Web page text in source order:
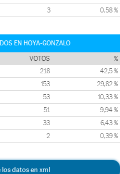
3 0,58 %
EN HOYA-GONZALO
VOTOS %
218 42,5 %
153 29,82 %
53 10,33 %
51 9,94 %
33 6,43 %
2 0,39 %
los datos en xml